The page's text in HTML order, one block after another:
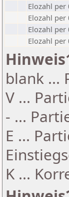
Elozahl per
Elozahl per
Elozahl per
Elozahl per
blank ...
V ...
- ...
E ...
K ...